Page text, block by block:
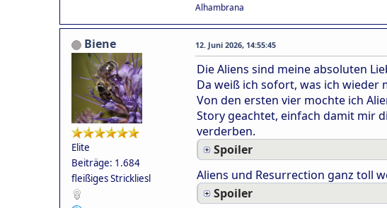
Alhambrana
Biene
Elite
Beiträge: 1.684
fleißiges Strickliesl
12. Juni 2026, 14:55:45
Die Aliens sind meine absoluten
Da weiß ich sofort, was ich wieder
Von den ersten vier mochte ich
Story geachtet, einfach damit mir
verderben.
Spoiler
Aliens und Resurrection ganz toll
Spoiler